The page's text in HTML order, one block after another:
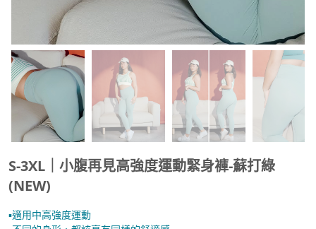
S-3XL｜小腹再見高強度運動緊身褲-蘇打綠
(NEW)
▪︎適用中高強度運動